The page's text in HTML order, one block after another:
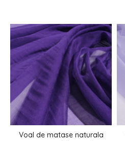
Voal de matase naturala